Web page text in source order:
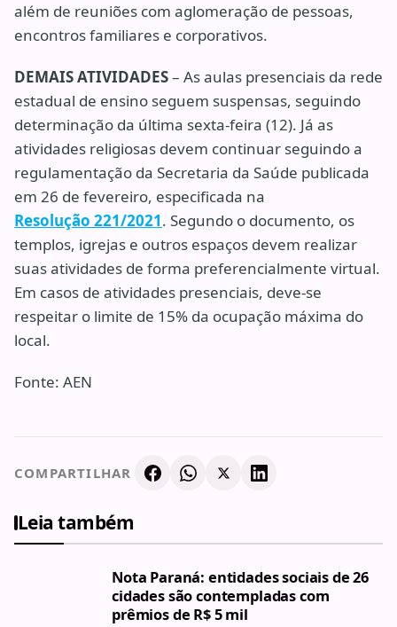
além de reuniões com aglomeração de pessoas,
encontros familiares e corporativos.
DEMAIS ATIVIDADES– As aulas presenciais da rede
estadual de ensino seguem suspensas, seguindo
determinação da última sexta-feira (12). Já as
atividades religiosas devem continuar seguindo a
regulamentação da Secretaria da Saúde publicada
em 26 de fevereiro, especificada na
Resolução 221/2021. Segundo o documento, os
templos, igrejas e outros espaços devem realizar
suas atividades de forma preferencialmente virtual.
Em casos de atividades presenciais, deve-se
respeitar o limite de 15% da ocupação máxima do
local.
Fonte: AEN
COMPARTILHAR
Leia também
Nota Paraná: entidades sociais de 26
cidades são contempladas com
prêmios de R$ 5 mil